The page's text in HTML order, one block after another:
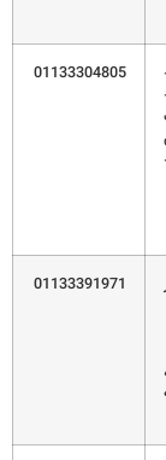
01133304805
01133391971